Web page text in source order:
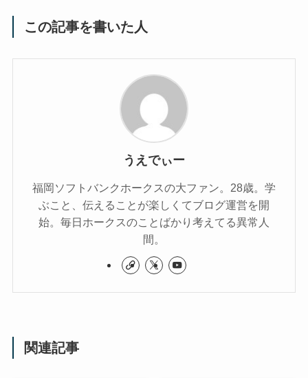
この記事を書いた人
うえでぃー
福岡ソフトバンクホークスの大ファン。28歳。学
ぶこと、伝えることが楽しくてブログ運営を開
始。毎日ホークスのことばかり考えてる異常人
間。
関連記事